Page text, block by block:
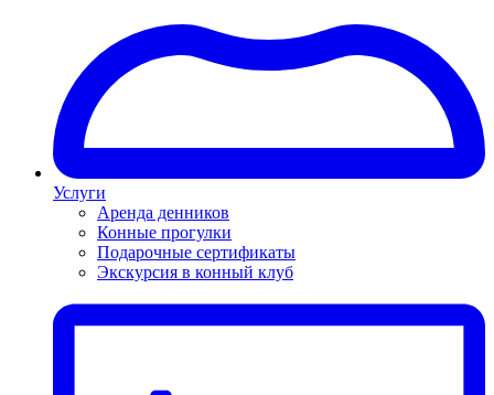
Услуги
Аренда денников
Конные прогулки
Подарочные сертификаты
Экскурсия в конный клуб